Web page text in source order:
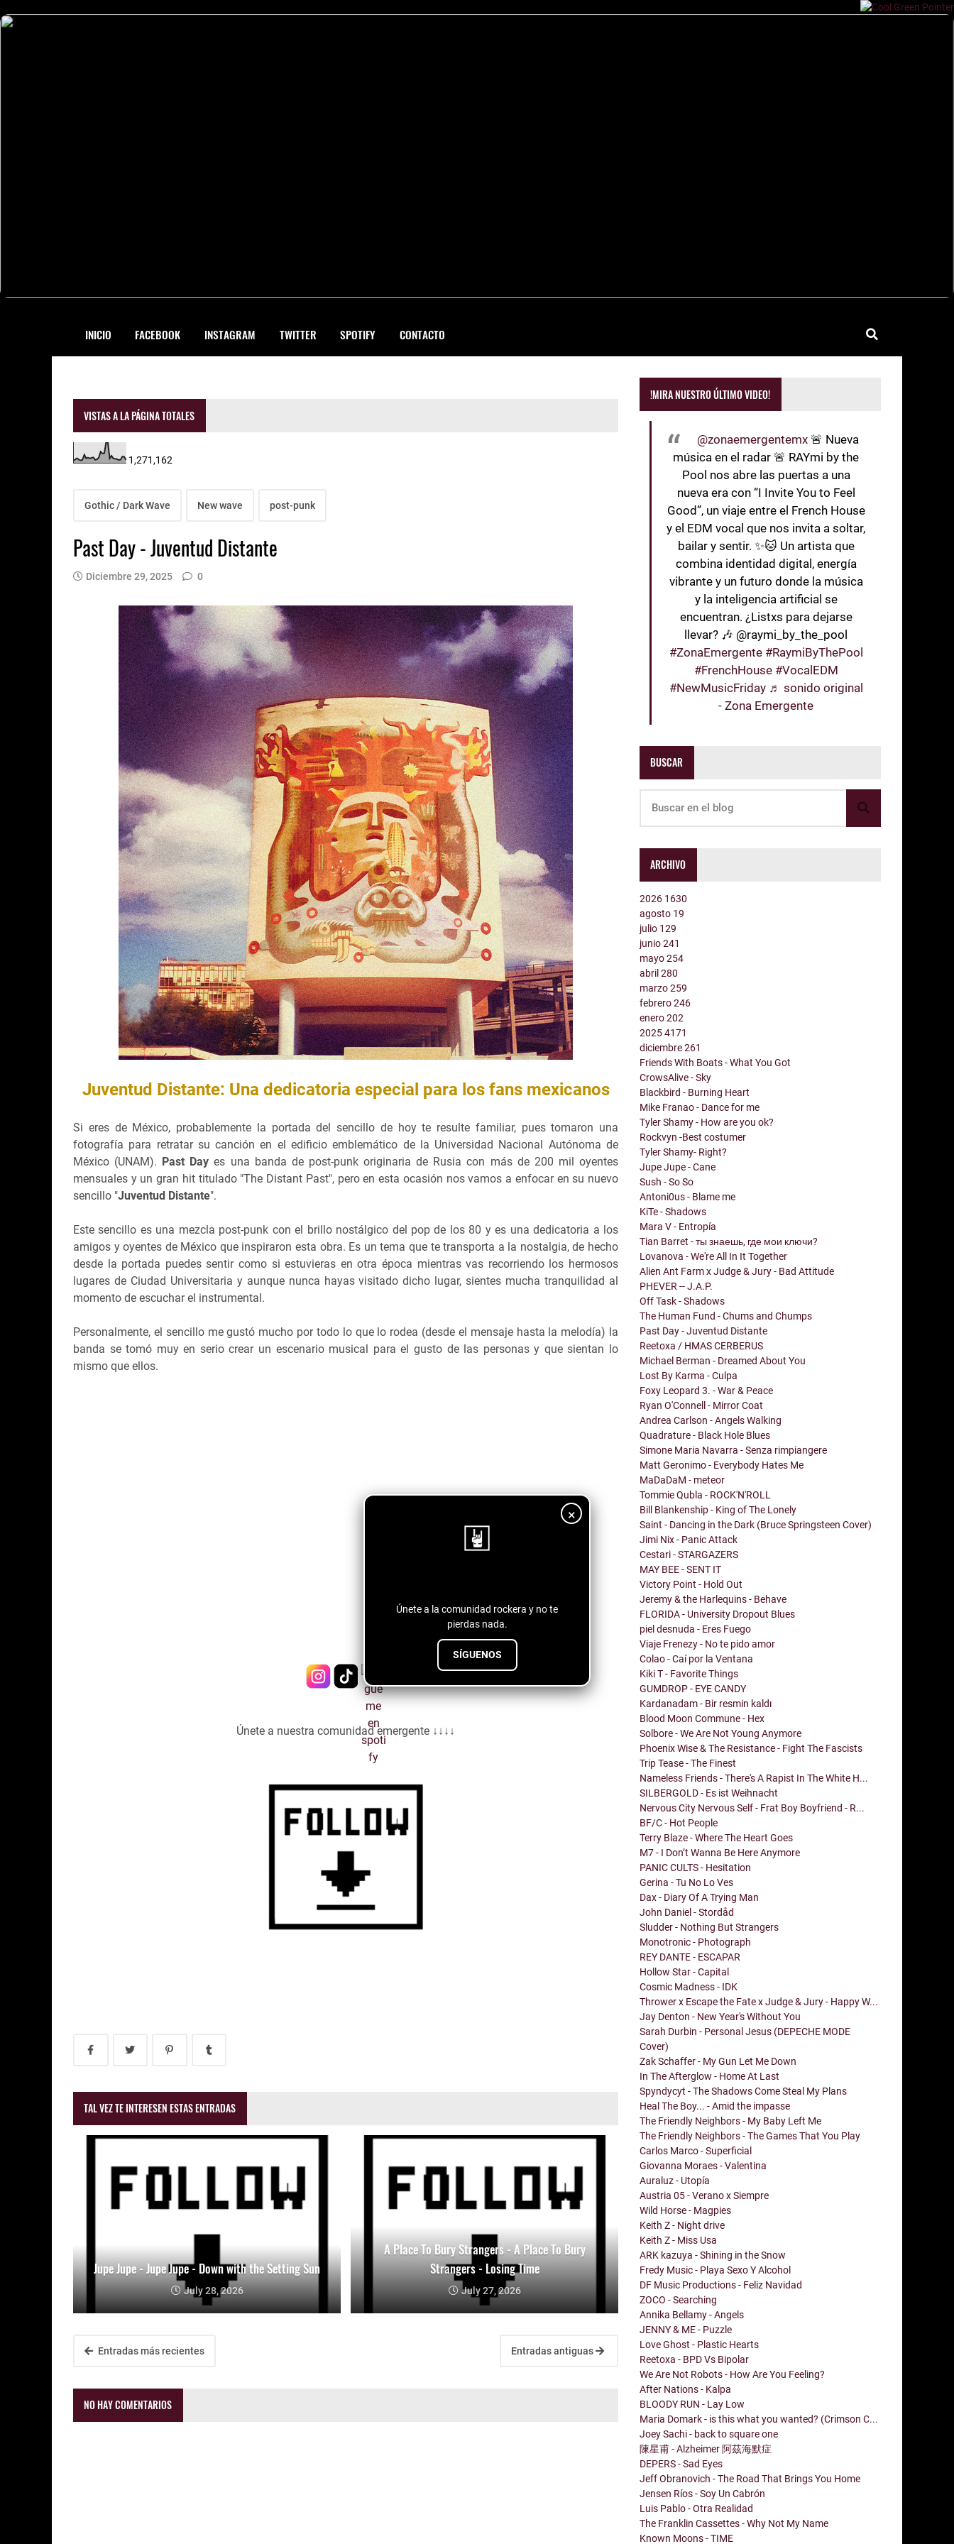
INICIO FACEBOOK INSTAGRAM TWITTER SPOTIFY CONTACTO
×
Únete a la comunidad rockera y no te
pierdas nada.
SÍGUENOS
VISTAS A LA PÁGINA TOTALES
1,271,162
Gothic / Dark Wave New wave post-punk
Past Day - Juventud Distante
Diciembre 29, 2025 0
Juventud Distante: Una dedicatoria especial para los fans mexicanos
Si eres de México, probablemente la portada del sencillo de hoy te resulte familiar, pues tomaron una
fotografía para retratar su canción en el edificio emblemático de la Universidad Nacional Autónoma de
México (UNAM). Past Day es una banda de post-punk originaria de Rusia con más de 200 mil oyentes
mensuales y un gran hit titulado "The Distant Past", pero en esta ocasión nos vamos a enfocar en su nuevo
sencillo "Juventud Distante".
Este sencillo es una mezcla post-punk con el brillo nostálgico del pop de los 80 y es una dedicatoria a los
amigos y oyentes de México que inspiraron esta obra. Es un tema que te transporta a la nostalgia, de hecho
desde la portada puedes sentir como si estuvieras en otra época mientras vas recorriendo los hermosos
lugares de Ciudad Universitaria y aunque nunca hayas visitado dicho lugar, sientes mucha tranquilidad al
momento de escuchar el instrumental.
Personalmente, el sencillo me gustó mucho por todo lo que lo rodea (desde el mensaje hasta la melodía) la
banda se tomó muy en serio crear un escenario musical para el gusto de las personas y que sientan lo
mismo que ellos.
Únete a nuestra comunidad emergente ↓↓↓↓
TAL VEZ TE INTERESEN ESTAS ENTRADAS
Jupe Jupe - Jupe Jupe - Down with the Setting Sun
July 28, 2026
A Place To Bury Strangers - A Place To Bury
Strangers - Losing Time
July 27, 2026
Entradas más recientes Entradas antiguas
NO HAY COMENTARIOS
!MIRA NUESTRO ÚLTIMO VIDEO!
@zonaemergentemx 🚨 Nueva
música en el radar 🚨 RAYmi by the
Pool nos abre las puertas a una
nueva era con “I Invite You to Feel
Good”, un viaje entre el French House
y el EDM vocal que nos invita a soltar,
bailar y sentir. ✨🐱 Un artista que
combina identidad digital, energía
vibrante y un futuro donde la música
y la inteligencia artificial se
encuentran. ¿Listxs para dejarse
llevar? 🎶 @raymi_by_the_pool
#ZonaEmergente #RaymiByThePool
#FrenchHouse #VocalEDM
#NewMusicFriday ♬ sonido original
- Zona Emergente
BUSCAR
ARCHIVO
2026 1630
agosto 19
julio 129
junio241
mayo254
abril280
marzo259
febrero246
enero202
20254171
diciembre261
Friends With Boats - What You Got
CrowsAlive - Sky
Blackbird - Burning Heart
Mike Franao - Dance for me
Tyler Shamy - How are you ok?
Rockvyn -Best costumer
Tyler Shamy- Right?
Jupe Jupe - Cane
Sush - So So
Antoni0us - Blame me
KiTe - Shadows
Mara V - Entropía
Tian Barret - ты знаешь, где мои ключи?
Lovanova - We're All In It Together
Alien Ant Farm x Judge & Jury - Bad Attitude
PHEVER -- J.A.P.
Off Task - Shadows
The Human Fund - Chums and Chumps
Past Day - Juventud Distante
Reetoxa / HMAS CERBERUS
Michael Berman - Dreamed About You
Lost By Karma - Culpa
Foxy Leopard 3. - War & Peace
Ryan O'Connell - Mirror Coat
Andrea Carlson - Angels Walking
Quadrature - Black Hole Blues
Simone Maria Navarra - Senza rimpiangere
Matt Geronimo - Everybody Hates Me
MaDaDaM - meteor
Tommie Qubla - ROCK'N'ROLL
Bill Blankenship - King of The Lonely
Saint - Dancing in the Dark (Bruce Springsteen Cover)
Jimi Nix - Panic Attack
Cestari - STARGAZERS
MAY BEE - SENT IT
Victory Point - Hold Out
Jeremy & the Harlequins - Behave
FLORIDA - University Dropout Blues
piel desnuda - Eres Fuego
Viaje Frenezy - No te pido amor
Colao - Caí por la Ventana
Kiki T - Favorite Things
GUMDROP - EYE CANDY
Kardanadam - Bir resmin kaldı
Blood Moon Commune - Hex
Solbore - We Are Not Young Anymore
Phoenix Wise & The Resistance - Fight The Fascists
Trip Tease - The Finest
Nameless Friends - There's A Rapist In The White H...
SILBERGOLD - Es ist Weihnacht
Nervous City Nervous Self - Frat Boy Boyfriend - R...
BF/C - Hot People
Terry Blaze - Where The Heart Goes
M7 - I Don’t Wanna Be Here Anymore
PANIC CULTS - Hesitation
Gerina - Tu No Lo Ves
Dax - Diary Of A Trying Man
John Daniel - Stordåd
Sludder - Nothing But Strangers
Monotronic - Photograph
REY DANTE - ESCAPAR
Hollow Star - Capital
Cosmic Madness - IDK
Thrower x Escape the Fate x Judge & Jury - Happy W...
Jay Denton - New Year's Without You
Sarah Durbin - Personal Jesus (DEPECHE MODE
Cover)
Zak Schaffer - My Gun Let Me Down
In The Afterglow - Home At Last
Spyndycyt - The Shadows Come Steal My Plans
Heal The Boy... - Amid the impasse
The Friendly Neighbors - My Baby Left Me
The Friendly Neighbors - The Games That You Play
Carlos Marco - Superficial
Giovanna Moraes - Valentina
Auraluz - Utopía
Austria 05 - Verano x Siempre
Wild Horse - Magpies
Keith Z - Night drive
Keith Z - Miss Usa
ARK kazuya - Shining in the Snow
Fredy Music - Playa Sexo Y Alcohol
DF Music Productions - Feliz Navidad
ZOCO - Searching
Annika Bellamy - Angels
JENNY & ME - Puzzle
Love Ghost - Plastic Hearts
Reetoxa - BPD Vs Bipolar
We Are Not Robots - How Are You Feeling?
After Nations - Kalpa
BLOODY RUN - Lay Low
Maria Domark - is this what you wanted? (Crimson C...
Joey Sachi - back to square one
陳星甫 - Alzheimer 阿茲海默症
DEPERS - Sad Eyes
Jeff Obranovich - The Road That Brings You Home
Jensen Ríos - Soy Un Cabrón
Luis Pablo - Otra Realidad
The Franklin Cassettes - Why Not My Name
Known Moons - TIME